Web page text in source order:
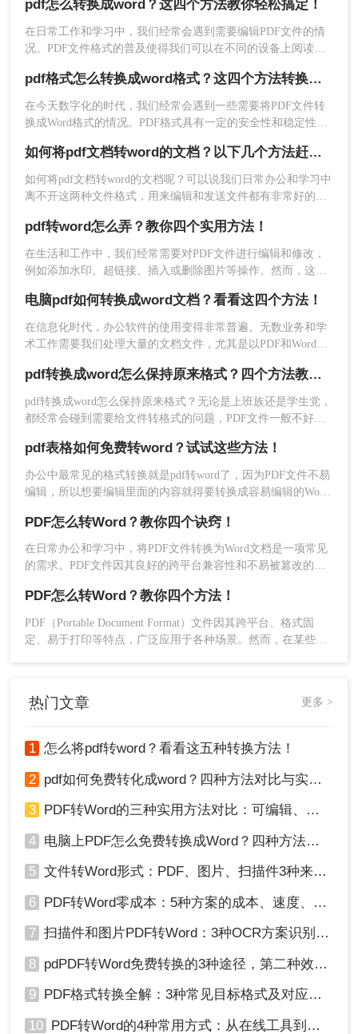
4、转换好了，点击下载文件，如果还需要转换，可
专业软件通常具有更高的转换质量和更多的功能选
项。下面以转转大师PDF转换器操作为例。
1、官网下载pdf转word客户端
2、点击中间的地方，然后上传文件，如果需要批量
转换，可以多个文件添加进去，如果有整理成文件
夹也可以直接添加文件夹哦。
3、操作嘛，也十分的简单，文件上传好，点击开始
转换等待转换完成即可。
操作简单。如果pdf含有音频、链接、图片等复杂内
容，转换可能会出现乱码，重要文件需慎重使用。
1、选中pdf文件右键选择“重命名”，或直接选中按下
F2快捷键；
或修改，或者我们想要在Word文档中粘贴PDF文件的内容。无
论是什么原因，将PDF文件转换为Word格式是一项非常实用的
技能。那么如何把PDF转Word呢？在本文中，我们将分享一些
pdf怎么转换成word？这四个方法教你轻松搞定！
在日常工作和学习中，我们经常会遇到需要编辑PDF文件的情
况。PDF文件格式的普及使得我们可以在不同的设备上阅读和
题。幸运的是，现在有一种简单而高效的方法可以解决这个问
题，那就是将PDF文件转换为Word文件。本文将为大家介绍pdf
怎么转换成word方法，下面一起看看吧。
pdf格式怎么转换成word格式？这四个方法转换效率很高！
在今天数字化的时代，我们经常会遇到一些需要将PDF文件转
换成Word格式的情况。PDF格式具有一定的安全性和稳定性，
以，当我们需要对PDF文件进行编辑时，将其转换成Word格式
是一种常见的需求。那么pdf格式怎么转换成word格式呢？在本
文中，将介绍四种使用简单且高效的方法将PDF格式转换为
如何将pdf文档转word的文档？以下几个方法赶紧收藏！
如何将pdf文档转word的文档呢？可以说我们日常办公和学习中
离不开这两种文件格式，用来编辑和发送文件都有非常好的体
下载，很多都是PDF文件格式，我们想要把它转换成Word文档
来做进一步的编辑，该怎么转换呢？其实方法很简单，掌握方
法就能轻松解决，今天给大家分享四个简单有效的方法，一起
来学习吧。
pdf转word怎么弄？教你四个实用方法！
在生活和工作中，我们经常需要对PDF文件进行编辑和修改，
例如添加水印、超链接、插入或删除图片等操作。然而，这些
换为Word文件进行编辑。如果你不知道pdf转word怎么弄，别
担心，下面我给大家介绍几种超实用的方法!
电脑pdf如何转换成word文档？看看这四个方法！
在信息化时代，办公软件的使用变得非常普遍。无数业务和学
术工作需要我们处理大量的文档文件，尤其是以PDF和Word格
应用于电子书、教材、报告及宣传刊物；然而，在需要编辑和
修改内容时，Word格式又显得更为灵活方便。这就引出了一个
常见问题：电脑pdf如何转换成word文档？今天，让我们深入探
讨这个问题，并提供一些行之有效的解决方案。
pdf转换成word怎么保持原来格式？四个方法教你正确打开！
pdf转换成word怎么保持原来格式？无论是上班族还是学生党，
都经常会碰到需要给文件转格式的问题，PDF文件一般不好直
器，转换完的文件简直乱七八糟。所以这里给大家推荐几个好
用的PDF转换方法。
pdf表格如何免费转word？试试这些方法！
办公中最常见的格式转换就是pdf转word了，因为PDF文件不易
编辑，所以想要编辑里面的内容就得要转换成容易编辑的Word
工具，大家可以试试下面这些方法。
PDF怎么转Word？教你四个诀窍！
在日常办公和学习中，将PDF文件转换为Word文档是一项常见
的需求。PDF文件因其良好的跨平台兼容性和不易被篡改的特
显得更为灵活和方便。那么PDF怎么转Word呢？下面将详细介
绍几种将PDF转Word的方法，以帮助您更高效地完成工作。
PDF怎么转Word？教你四个方法！
PDF（Portable Document Format）文件因其跨平台、格式固
定、易于打印等特点，广泛应用于各种场景。然而，在某些情
热门文章 更多 >
1 怎么将pdf转word？看看这五种转换方法！
2 pdf如何免费转化成word？四种方法对比与实操指南（附详细表格）
3 PDF转Word的三种实用方法对比：可编辑、保格式、避风险！
4 电脑上PDF怎么免费转换成Word？四种方法对比与实操指南（附详细表格）!
5 文件转Word形式：PDF、图片、扫描件3种来源分别怎么处理！
6 PDF转Word零成本：5种方案的成本、速度、精度对比！
7 扫描件和图片PDF转Word：3种OCR方案识别率实测！
8 pdPDF转Word免费转换的3种途径，第二种效率最高！
9 PDF格式转换全解：3种常见目标格式及对应操作方法！
10 PDF转Word的4种常用方式：从在线工具到桌面软件全梳理！